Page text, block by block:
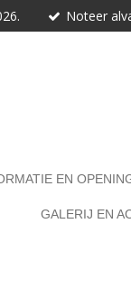
Noteer
EN
GALERIJ EN